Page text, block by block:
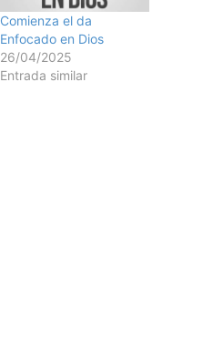
Comienza el da
Enfocado en Dios
26/04/2025
Entrada similar